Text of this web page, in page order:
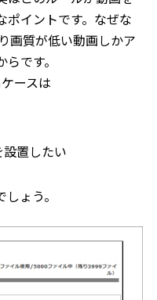
ポイントです。なぜな
画質が低い動画しかア
です。
ースは
置したい
ょう。